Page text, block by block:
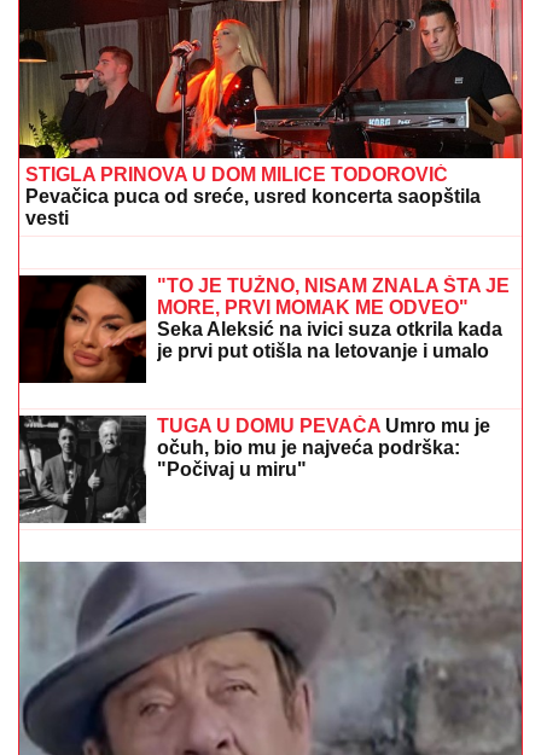
"Ne daj Bože da meni dete kaže nešto ružno! Ja sam
njih pratila": Pevačica otkrila šta je sve radila zbog
dece, o ovome nikada nije pričala
OGLASIO SE SLOBA RADANOVIĆ
NAKON NAPADA U BUDVIOtkrio šta
se desilo sa taksistom: "Možda ima
neke probleme"
EKSPLOZIJA NA ZVEZDARI:
Oštećena fasada zgrade i tri
automobila
STIGLA PRINOVA U DOM MILICE TODOROVIĆ
Pevačica puca od sreće, usred koncerta saopštila
vesti
TEŠKA NESREĆA U ZEMUNU:
Dve